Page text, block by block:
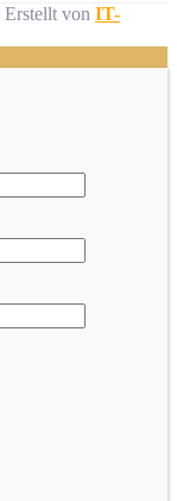
Erstellt von IT-